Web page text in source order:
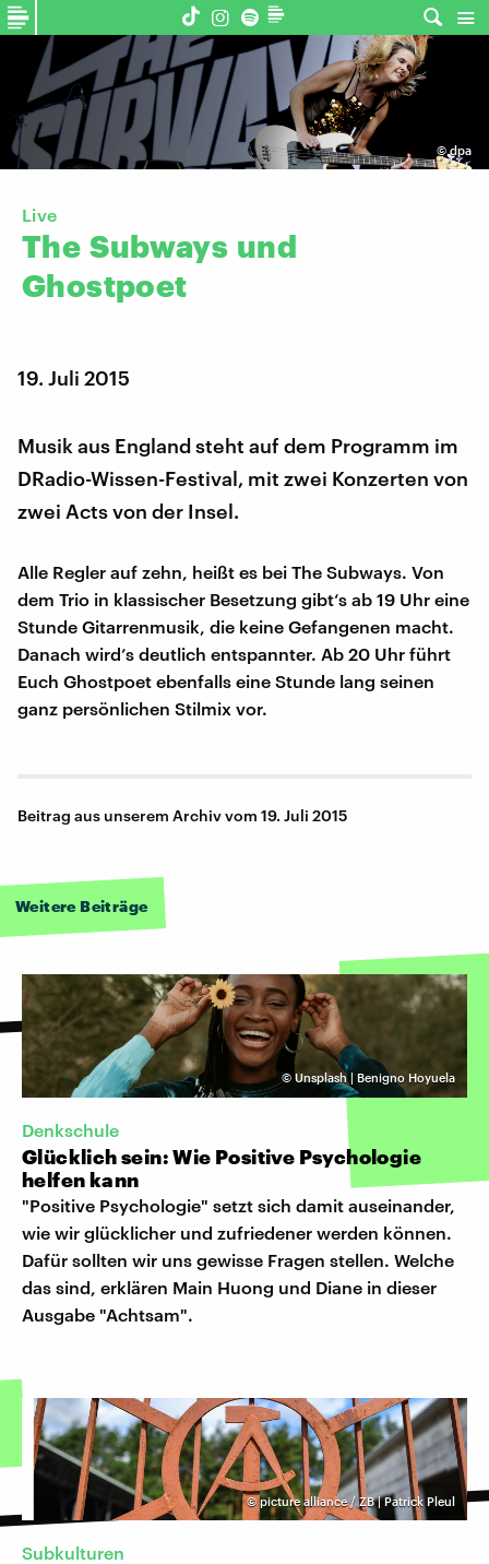
©dpa
Live
The Subways und
Ghostpoet
19. Juli 2015
Musik aus England steht auf dem Programm im
DRadio-Wissen-Festival, mit zwei Konzerten von
zwei Acts von der Insel.
Alle Regler auf zehn, heißt es bei The Subways. Von
dem Trio in klassischer Besetzung gibt‘s ab 19 Uhr eine
Stunde Gitarrenmusik, die keine Gefangenen macht.
Danach wird’s deutlich entspannter. Ab 20 Uhr führt
Euch Ghostpoet ebenfalls eine Stunde lang seinen
ganz persönlichen Stilmix vor.
Beitrag aus unserem Archiv vom 19. Juli 2015
Weitere Beiträge
© Unsplash | Benigno Hoyuela
Denkschule
Glücklich sein: Wie Positive Psychologie
helfen kann
"Positive Psychologie" setzt sich damit auseinander,
wie wir glücklicher und zufriedener werden können.
Dafür sollten wir uns gewisse Fragen stellen. Welche
das sind, erklären Main Huong und Diane in dieser
Ausgabe "Achtsam".
©picture alliance / ZB | Patrick Pleul
Subkulturen